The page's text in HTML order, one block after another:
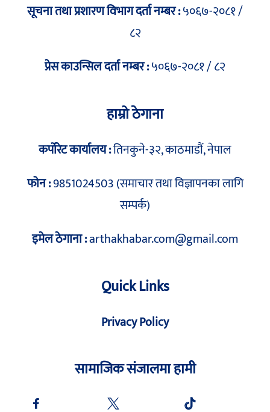
सूचना तथा प्रशारण विभाग दर्ता नम्बर :५०६७-२०८१ /
८२
प्रेस काउन्सिल दर्ता नम्बर :५०६७-२०८१ / ८२
हाम्रो ठेगाना
कर्पोरेट कार्यालय :तिनकुने-३२, काठमाडौं, नेपाल
फोन :9851024503 (समाचार तथा विज्ञापनका लागि
सम्पर्क)
इमेल ठेगाना :arthakhabar.com@gmail.com
Quick Links
Privacy Policy
सामाजिक संजालमा हामी